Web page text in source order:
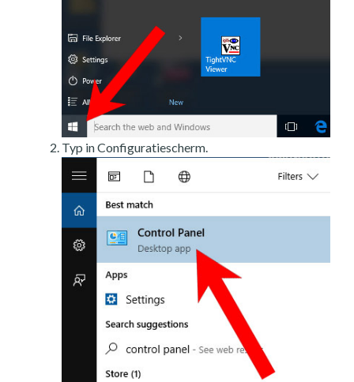
Typ in Configuratiescherm.